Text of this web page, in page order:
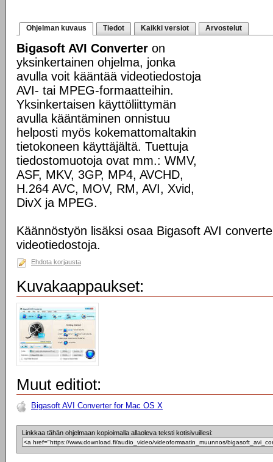
Ohjelman kuvaus Tiedot Kaikki versiot Arvostelut
Bigasoft AVI Converter on
yksinkertainen ohjelma, jonka
avulla voit kääntää videotiedostoja
AVI- tai MPEG-formaatteihin.
Yksinkertaisen käyttöliittymän
avulla kääntäminen onnistuu
helposti myös kokemattomaltakin
tietokoneen käyttäjältä. Tuettuja
tiedostomuotoja ovat mm.: WMV,
ASF, MKV, 3GP, MP4, AVCHD,
H.264 AVC, MOV, RM, AVI, Xvid,
DivX ja MPEG.
Käännöstyön lisäksi osaa Bigasoft AVI
videotiedostoja.
Ehdota korjausta
Kuvakaappaukset:
Muut editiot:
Bigasoft AVI Converter for Mac OS X
Linkkaa tähän ohjelmaan kopioimalla allaoleva teksti kotisivuillesi: